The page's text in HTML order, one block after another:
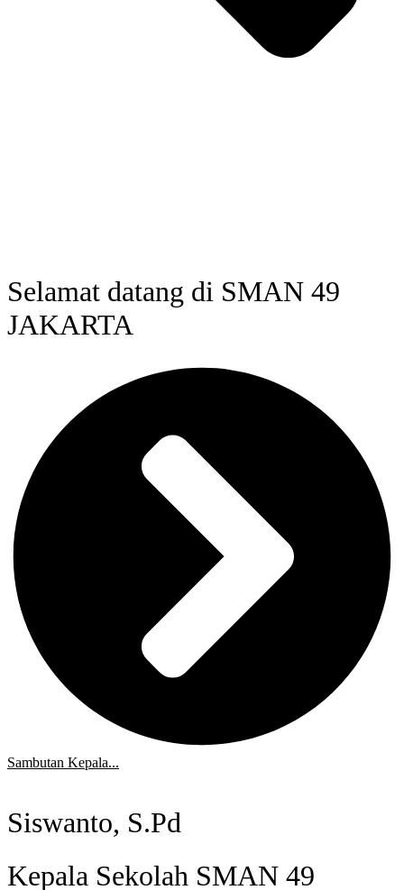
Selamat datang di SMAN 49
JAKARTA
Sambutan Kepala...
Siswanto, S.Pd
Kepala Sekolah SMAN 49